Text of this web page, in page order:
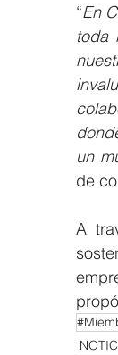
“En
toda
un
de
A